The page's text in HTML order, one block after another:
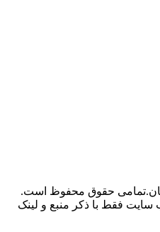
سایت فقط با ذکر منبع و لینک